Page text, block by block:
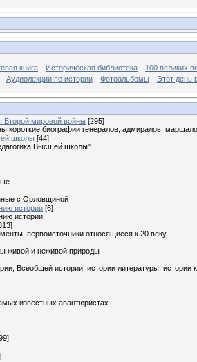
книга Историческая библиотека
100 великих
Аудиолекции по истории
Фотоальбомы Этот день
мировой войны [295]
короткие биографии генералов, адмиралов,
школы [44]
Высшей школы"
с Орловщиной
истории [6]
истории
первоисточники относящиеся к 20 веку.
живой и неживой природы
Всеобщей истории, истории литературы, истории
известных авантюристах